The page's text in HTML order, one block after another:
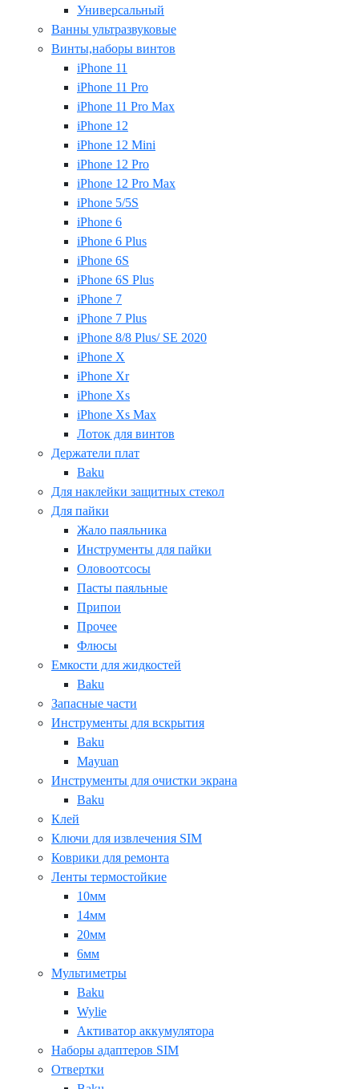
Универсальный
Ванны ультразвуковые
Винты,наборы винтов
iPhone 11
iPhone 11 Pro
iPhone 11 Pro Max
iPhone 12
iPhone 12 Mini
iPhone 12 Pro
iPhone 12 Pro Max
iPhone 5/5S
iPhone 6
iPhone 6 Plus
iPhone 6S
iPhone 6S Plus
iPhone 7
iPhone 7 Plus
iPhone 8/8 Plus/ SE 2020
iPhone X
iPhone Xr
iPhone Xs
iPhone Xs Max
Лоток для винтов
Держатели плат
Baku
Для наклейки защитных стекол
Для пайки
Жало паяльника
Инструменты для пайки
Оловоотсосы
Пасты паяльные
Припои
Прочее
Флюсы
Емкости для жидкостей
Baku
Запасные части
Инструменты для вскрытия
Baku
Mayuan
Инструменты для очистки экрана
Baku
Клей
Ключи для извлечения SIM
Коврики для ремонта
Ленты термостойкие
10мм
14мм
20мм
6мм
Мультиметры
Baku
Wylie
Активатор аккумулятора
Наборы адаптеров SIM
Отвертки